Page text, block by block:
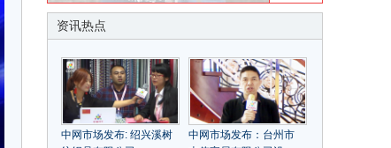
资讯热点
中网市场发布: 绍兴溪树
中网市场发布：台州市